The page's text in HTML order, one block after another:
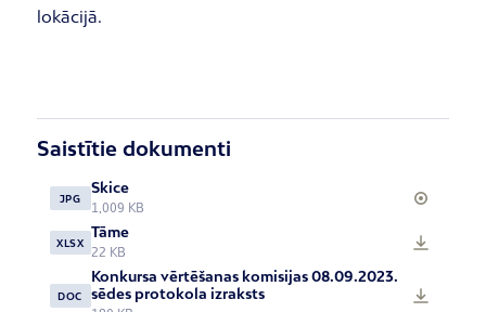
lokācijā.
Saistītie dokumenti
JPG
Skice
1,009 KB
XLSX
Tāme
22 KB
DOC
Konkursa vērtēšanas komisijas 08.09.2023.
sēdes protokola izraksts